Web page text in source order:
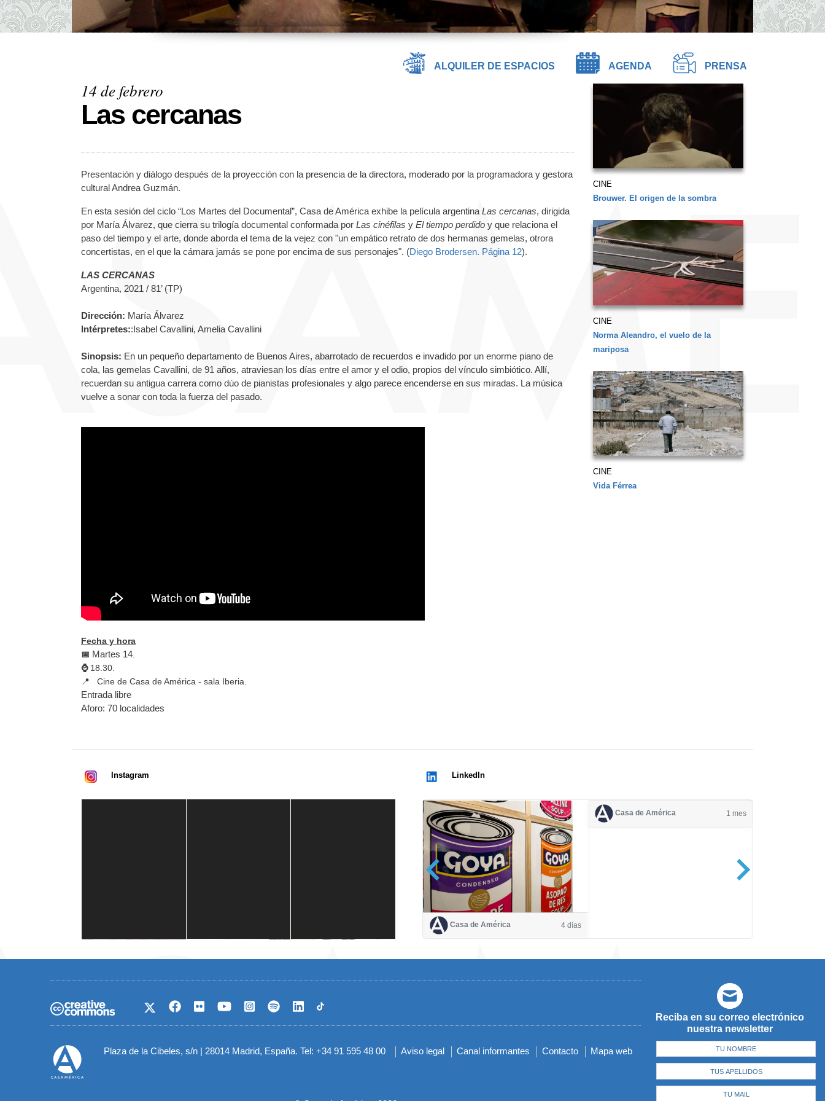
ALQUILER DE ESPACIOS AGENDA PRENSA
14 de febrero
Las cercanas
Presentación y diálogo después de la proyección con la presencia de la directora, moderado por la programadora y gestora
culturalAndrea Guzmán.
En esta sesión del ciclo “Los Martes del Documental”, Casa de América exhibe la película argentina Las cercanas, dirigida
por María Álvarez, que cierra su trilogía documental conformada por Las cinéfilas y El tiempo perdido y que relaciona el
paso del tiempo y el arte, donde aborda el tema de la vejez con "un empático retrato de dos hermanas gemelas, otrora
concertistas, en el que la cámara jamás se pone por encima de sus personajes". (Diego Brodersen. Página 12).
LAS CERCANAS
Argentina, 2021 / 81’ (TP)
Dirección: María Álvarez
Intérpretes::Isabel Cavallini, Amelia Cavallini
Sinopsis: En un pequeño departamento de Buenos Aires, abarrotado de recuerdos e invadido por un enorme piano de
cola, las gemelas Cavallini, de 91 años, atraviesan los días entre el amor y el odio, propios del vínculo simbiótico. Allí,
recuerdan su antigua carrera como dúo de pianistas profesionales y algo parece encenderse en sus miradas. La música
vuelve a sonar con toda la fuerza del pasado.
Fecha y hora
📅 Martes 14.
⌚ 18.30.
📍 Cine de Casa de América - sala Iberia.
Entrada libre
Aforo: 70 localidades
CINE
Brouwer. El origen de la sombra
CINE
Norma Aleandro, el vuelo de la
mariposa
CINE
Vida Férrea
Instagram LinkedIn
Casa de América 4 días
Casa de América 1 mes
Reciba en su correo electrónico
nuestra newsletter
Plaza de la Cibeles, s/n | 28014 Madrid, España. Tel: +34 91 595 48 00
Menú
Aviso legal Canal informantes Contacto Mapa web